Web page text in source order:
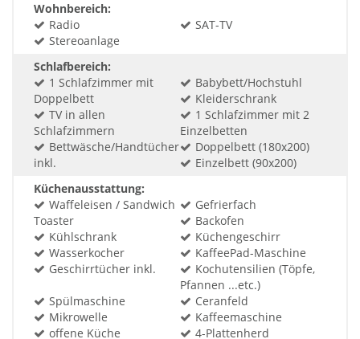
Wohnbereich:
Radio
SAT-TV
Stereoanlage
Schlafbereich:
1 Schlafzimmer mit
Doppelbett
Babybett/Hochstuhl
Kleiderschrank
TV in allen
Schlafzimmern
1 Schlafzimmer mit 2
Einzelbetten
Bettwäsche/Handtücher
inkl.
Doppelbett (180x200)
Einzelbett (90x200)
Küchenausstattung:
Waffeleisen / Sandwich
Toaster
Gefrierfach
Backofen
Kühlschrank
Küchengeschirr
Wasserkocher
KaffeePad-Maschine
Geschirrtücher inkl.
Kochutensilien (Töpfe,
Pfannen ...etc.)
Spülmaschine
Ceranfeld
Mikrowelle
Kaffeemaschine
offene Küche
4-Plattenherd